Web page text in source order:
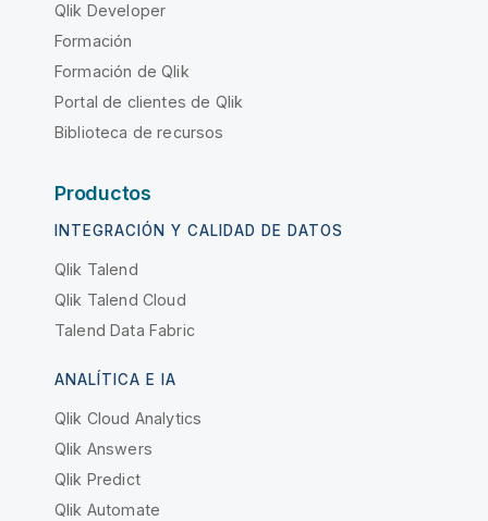
Qlik Developer
Formación
Formación de Qlik
Portal de clientes de Qlik
Biblioteca de recursos
Productos
INTEGRACIÓN Y CALIDAD DE DATOS
Qlik Talend
Qlik Talend Cloud
Talend Data Fabric
ANALÍTICA E IA
Qlik Cloud Analytics
Qlik Answers
Qlik Predict
Qlik Automate